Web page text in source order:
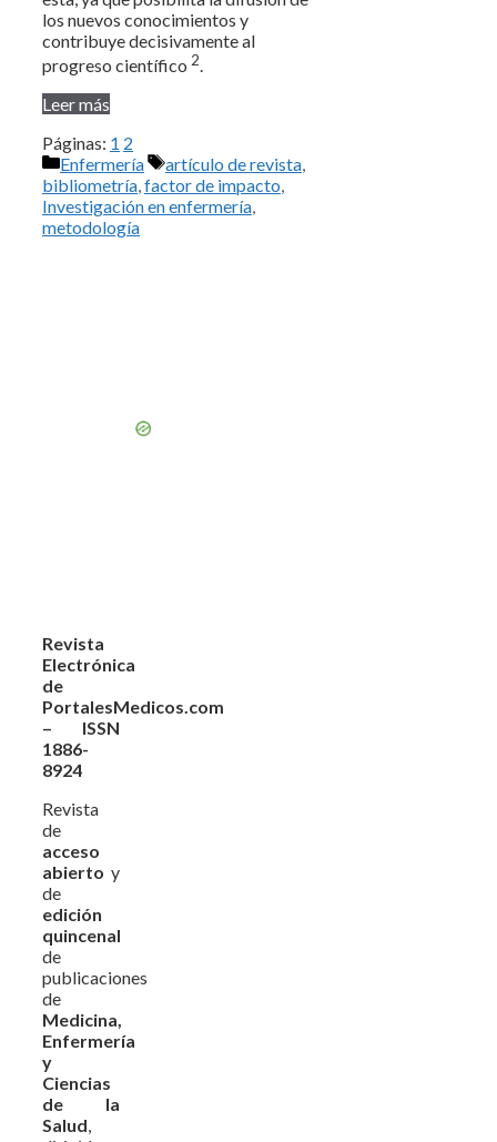
los nuevos conocimientos y
contribuye decisivamente al
progreso científico 2.
Leer más
Páginas: 1 2
Categorías
Enfermería Etiquetas
artículo de revista,
bibliometría,factor de impacto,
Investigación en enfermería,
metodología
Revista
Electrónica
de
PortalesMedicos.com
– ISSN
1886-
8924
Revista
de
acceso
abierto y
de
edición
quincenal
de
publicaciones
de
Medicina,
Enfermería
y
Ciencias
de la
Salud,